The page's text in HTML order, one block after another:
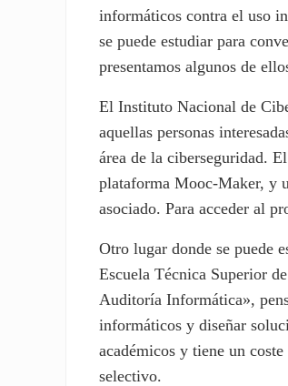
informáticos contra el uso
se puede estudiar para
presentamos algunos de
El Instituto Nacional de
aquellas personas
área de la ciberseguridad.
plataforma Mooc-Maker, y
asociado. Para acceder al
Otro lugar donde se puede
Escuela Técnica Superior
Auditoría Informática»,
informáticos y diseñar
académicos y tiene un
selectivo.